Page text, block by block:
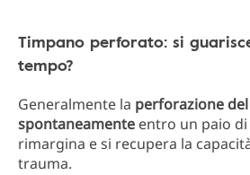
Timpano perforato: si
tempo?
Generalmente la perforazione
spontaneamente entro un paio
rimargina e si recupera la
trauma.